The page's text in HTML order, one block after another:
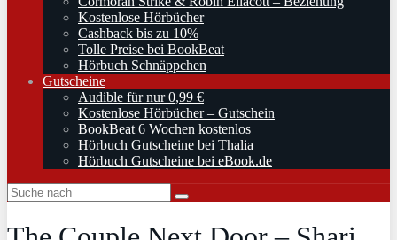
Kostenlose Hörbücher
Cashback bis zu 10%
Tolle Preise bei BookBeat
Hörbuch Schnäppchen
Gutscheine
Audible für nur 0,99 €
Kostenlose Hörbücher – Gutschein
BookBeat 6 Wochen kostenlos
Hörbuch Gutscheine bei Thalia
Hörbuch Gutscheine bei eBook.de